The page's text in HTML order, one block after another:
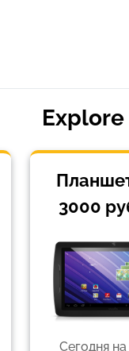
3000
Сегодня